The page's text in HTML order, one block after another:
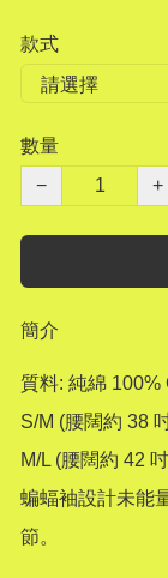
款式
數量
−
+
簡介
質料: 純綿 100%
S/M (腰闊約 38
M/L (腰闊約 42
蝙蝠袖設計未能
節。